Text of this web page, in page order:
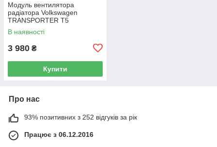
Модуль вентилятора
радіатора Volkswagen
TRANSPORTER T5
Фургон 03-15 7H0919506D
В наявності
3 980 ₴
Купити
Про нас
93% позитивних з 252 відгуків за рік
Працює з 06.12.2016